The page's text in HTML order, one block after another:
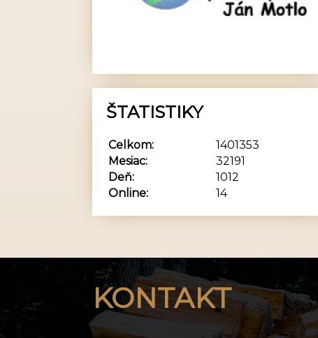
ŠTATISTIKY
Online: 14
Celkom:
1401353
Mesiac:
32191
Deň:
1012
KONTAKT